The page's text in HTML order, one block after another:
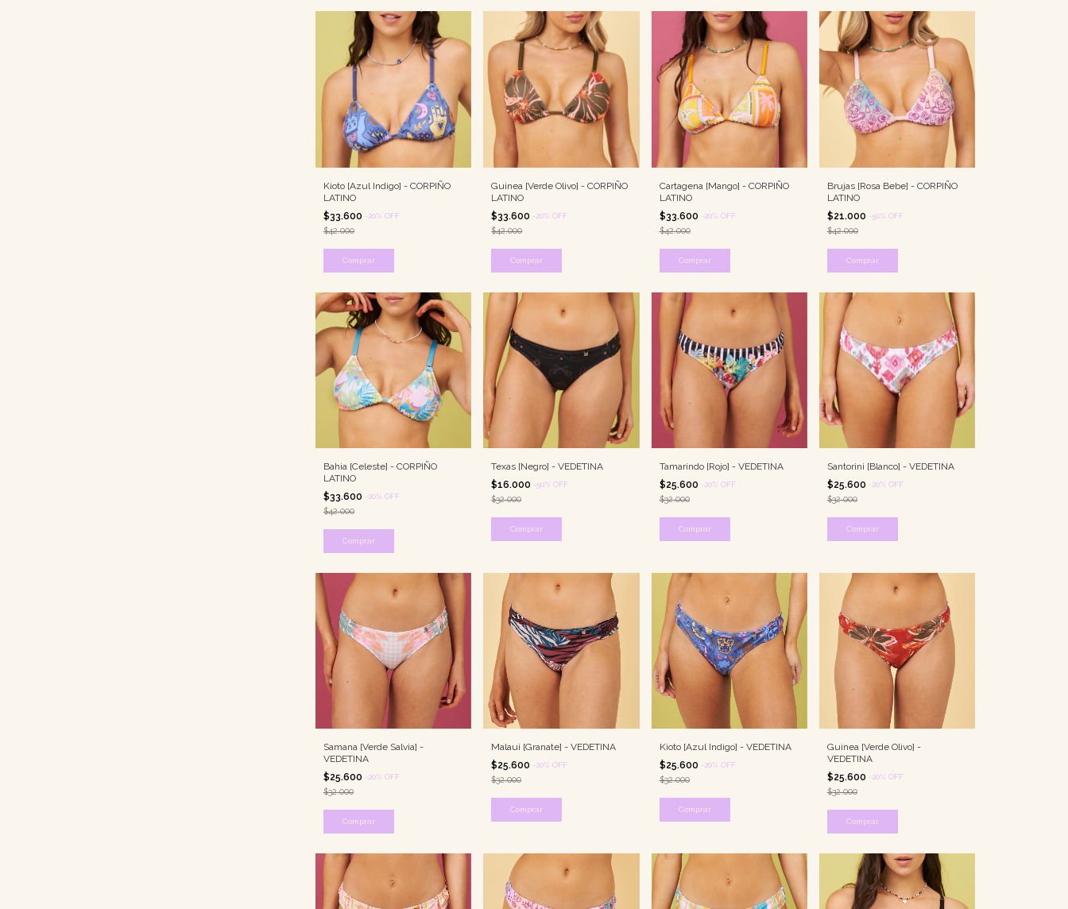
Kioto [Azul Indigo] - CORPIÑO
LATINO
$33.600 -20% OFF
$42.000
Comprar
Guinea [Verde Olivo] - CORPIÑO
LATINO
$33.600 -20%OFF
$42.000
Comprar
Cartagena [Mango] - CORPIÑO
LATINO
$33.600 -20% OFF
$42.000
Comprar
Brujas [Rosa Bebe] - CORPIÑO
LATINO
$21.000 -50% OFF
$42.000
Comprar
Bahia [Celeste] - CORPIÑO
LATINO
$33.600 -20% OFF
$42.000
Comprar
Texas [Negro] - VEDETINA
$16.000 -50%OFF
$32.000
Comprar
Tamarindo [Rojo] - VEDETINA
$25.600 -20% OFF
$32.000
Comprar
Santorini [Blanco] - VEDETINA
$25.600 -20% OFF
$32.000
Comprar
Samana [Verde Salvia] -
VEDETINA
$25.600 -20% OFF
$32.000
Comprar
Malaui [Granate] - VEDETINA
$25.600 -20%OFF
$32.000
Comprar
Kioto [Azul Indigo] - VEDETINA
$25.600 -20% OFF
$32.000
Comprar
Guinea [Verde Olivo] -
VEDETINA
$25.600 -20% OFF
$32.000
Comprar